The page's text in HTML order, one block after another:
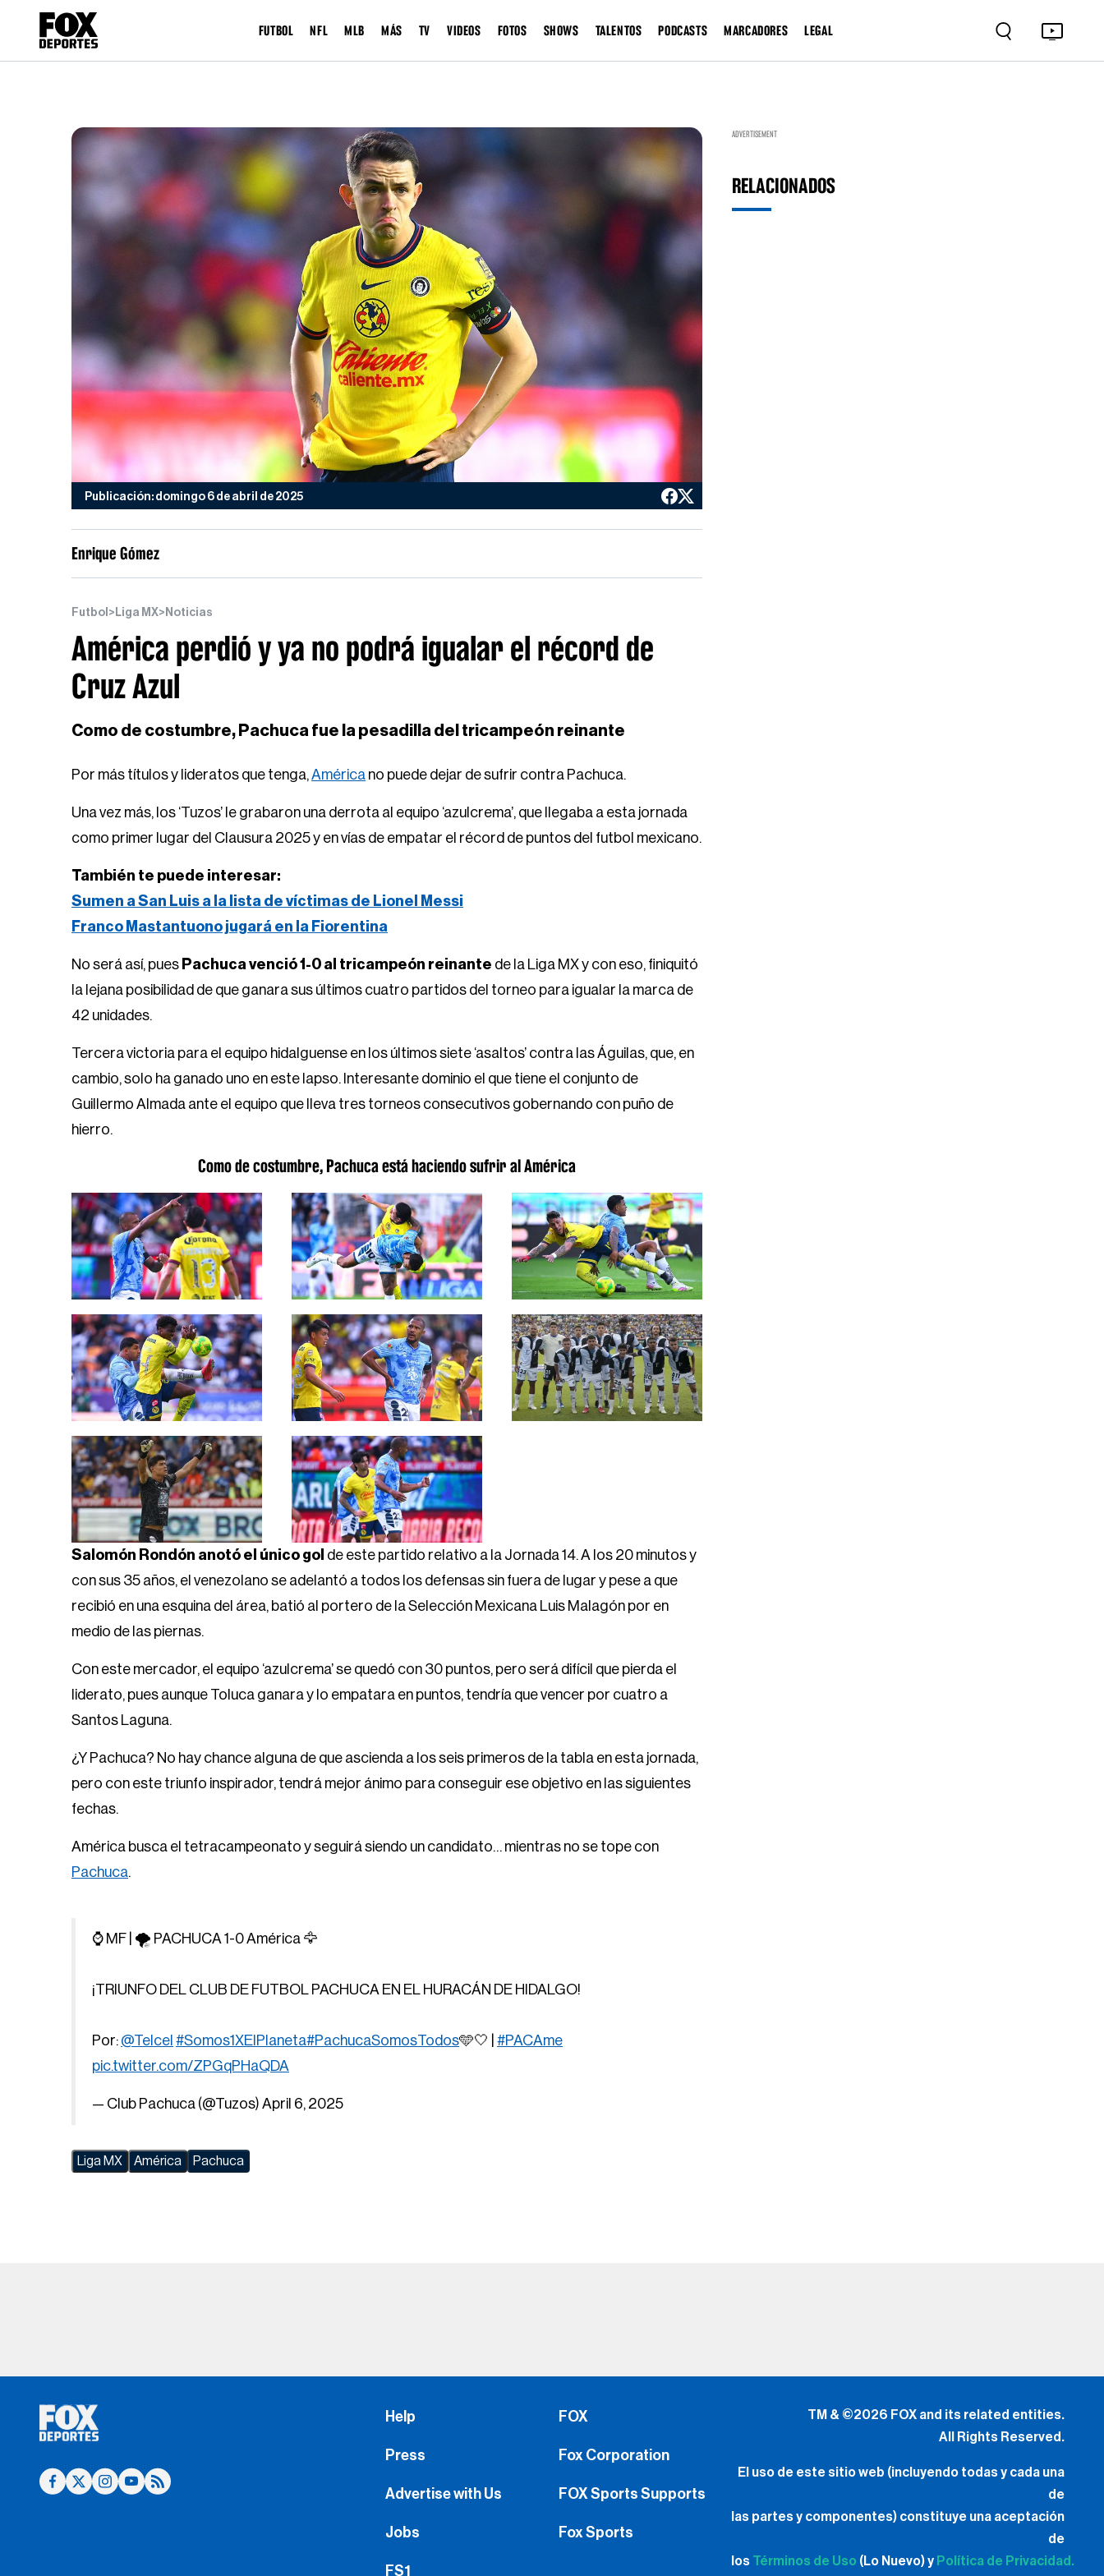
FUTBOL NFL MLB MÁS TV VIDEOS FOTOS SHOWS TALENTOS PODCASTS MARCADORES LEGAL
Publicación: domingo 6 de abril de 2025
Enrique Gómez
Futbol > Liga MX> Noticias
América perdió y ya no podrá igualar el récord de
Cruz Azul
Como de costumbre, Pachuca fue la pesadilla del tricampeón reinante
Por más títulos y lideratos que tenga,América no puede dejar de sufrir contra Pachuca.
Una vez más, los ‘Tuzos’ le grabaron una derrota al equipo ‘azulcrema’, que llegaba a esta jornada
como primer lugar del Clausura 2025 y en vías de empatar el récord de puntos del futbol mexicano.
También te puede interesar:
Sumen a San Luis a la lista de víctimas de Lionel Messi
Franco Mastantuono jugará en la Fiorentina
No será así, pues Pachuca venció 1-0 al tricampeón reinante de la Liga MX y con eso, finiquitó
la lejana posibilidad de que ganara sus últimos cuatro partidos del torneo para igualar la marca de
42 unidades.
Tercera victoria para el equipo hidalguense en los últimos siete ‘asaltos’ contra las Águilas, que, en
cambio, solo ha ganado uno en este lapso. Interesante dominio el que tiene el conjunto de
Guillermo Almada ante el equipo que lleva tres torneos consecutivos gobernando con puño de
hierro.
Como de costumbre, Pachuca está haciendo sufrir al América
Salomón Rondón anotó el único gol de este partido relativo a la Jornada 14. A los 20 minutos y
con sus 35 años, el venezolano se adelantó a todos los defensas sin fuera de lugar y pese a que
recibió en una esquina del área, batió al portero de la Selección Mexicana Luis Malagón por en
medio de las piernas.
Con este mercador, el equipo ‘azulcrema’ se quedó con 30 puntos, pero será difícil que pierda el
liderato, pues aunque Toluca ganara y lo empatara en puntos, tendría que vencer por cuatro a
Santos Laguna.
¿Y Pachuca? No hay chance alguna de que ascienda a los seis primeros de la tabla en esta jornada,
pero con este triunfo inspirador, tendrá mejor ánimo para conseguir ese objetivo en las siguientes
fechas.
América busca el tetracampeonato y seguirá siendo un candidato… mientras no se tope con
Pachuca.
⌚️ MF | 🌪️ PACHUCA 1-0 América 🦅
¡TRIUNFO DEL CLUB DE FUTBOL PACHUCA EN EL HURACÁN DE HIDALGO!
Por: @Telcel #Somos1XElPlaneta#PachucaSomosTodos🩵🤍 | #PACAme
pic.twitter.com/ZPGqPHaQDA
— Club Pachuca (@Tuzos) April 6, 2025
Liga MX América Pachuca
ADVERTISEMENT
RELACIONADOS
Help
Press
Advertise with Us
Jobs
FS1
FOX
Fox Corporation
FOX Sports Supports
Fox Sports
TM & ©2026 FOX and its related entities.
All Rights Reserved.
El uso de este sitio web (incluyendo todas y cada una
de
las partes y componentes) constituye una aceptación
de
los Términos de Uso (Lo Nuevo) y Política de Privacidad.